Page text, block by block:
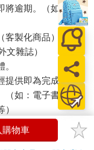
將逾期。（如：生
製化商品）
雜誌）
提供即為完成之線
（如：電子書、電
褲、刮鬍刀、除毛
購物車